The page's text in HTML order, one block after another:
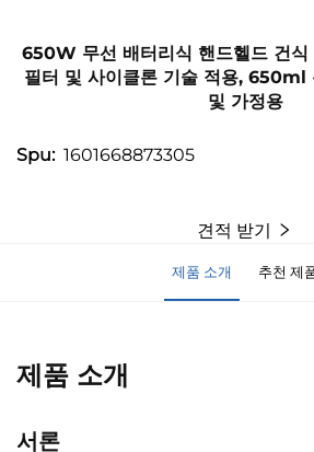
650W 무선 배터리식 핸드헬드 건
필터 및 사이클론 기술 적용, 650ml
및 가정용
Spu: 1601668873305
견적 받기
제품 소개 추천 제
제품 소개
서론